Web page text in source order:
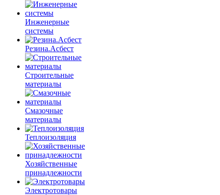
Инженерные
системы
Резина.Асбест
Строительные
материалы
Смазочные
материалы
Теплоизоляция
Хозяйственные
принадлежности
Электротовары